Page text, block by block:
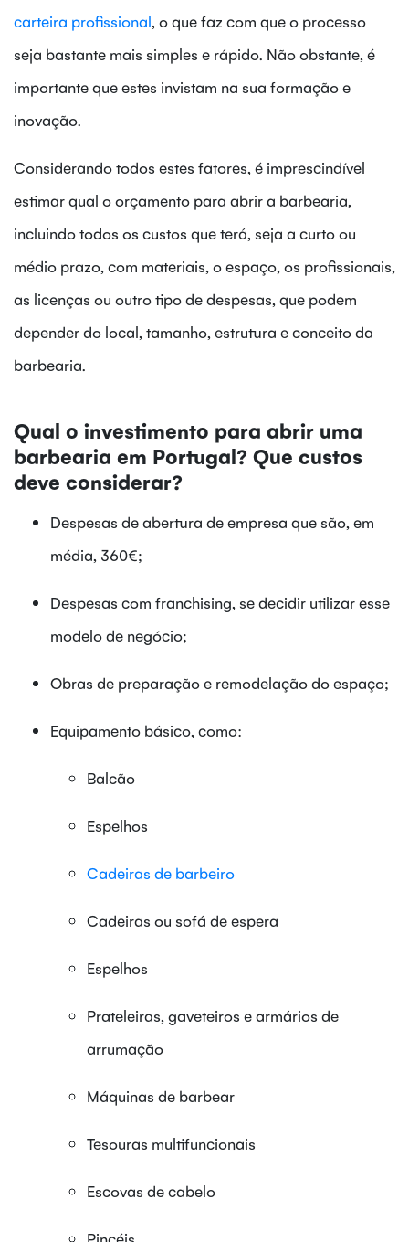
carteira profissional, o que faz com que o processo
seja bastante mais simples e rápido. Não obstante, é
importante que estes invistam na sua formação e
inovação.
Considerando todos estes fatores, é imprescindível
estimar qual o orçamento para abrir a barbearia,
incluindo todos os custos que terá, seja a curto ou
médio prazo, com materiais, o espaço, os profissionais,
as licenças ou outro tipo de despesas, que podem
depender do local, tamanho, estrutura e conceito da
barbearia.
Qual o investimento para abrir uma
barbearia em Portugal? Que custos
deve considerar?
Despesas de abertura de empresa que são, em
média, 360€;
Despesas com franchising, se decidir utilizar esse
modelo de negócio;
Obras de preparação e remodelação do espaço;
Equipamento básico, como:
Balcão
Espelhos
Cadeiras de barbeiro
Cadeiras ou sofá de espera
Espelhos
Prateleiras, gaveteiros e armários de
arrumação
Máquinas de barbear
Tesouras multifuncionais
Escovas de cabelo
Pincéis